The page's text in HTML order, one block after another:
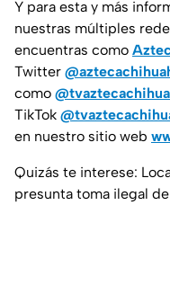
Y para esta y más
nuestras múltiples
encuentras como
Twitter
como
TikTok
en nuestro sitio web
Quizás te interese:
presunta toma ilegal